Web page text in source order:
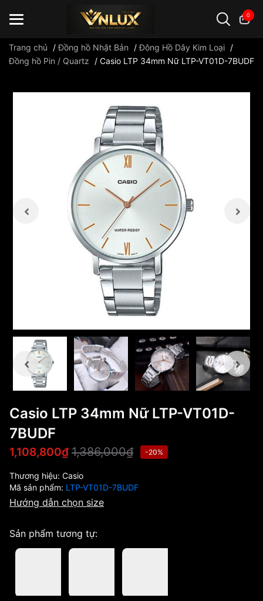
0
Trang chủ /Đồng hồ Nhật Bản /Đông Hồ Dây Kim Loại /
Đồng hồ Pin / Quartz
/ Casio LTP 34mm Nữ LTP-VT01D-7BUDF
Casio LTP 34mm Nữ LTP-VT01D-
7BUDF
1,108,800₫ 1,386,000₫ -20%
Thương hiệu: Casio
Mã sản phẩm: LTP-VT01D-7BUDF
Hướng dẫn chọn size
Sản phẩm tương tự: